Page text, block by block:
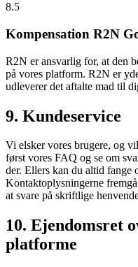
8.5
Kompensation R2N
R2N er ansvarlig for, at den
på vores platform. R2N er
udleverer det aftalte mad til
9. Kundeservice
Vi elsker vores brugere, og
først vores FAQ og se om
der. Ellers kan du altid fange
Kontaktoplysningerne
at svare på skriftlige
10. Ejendomsret
platforme